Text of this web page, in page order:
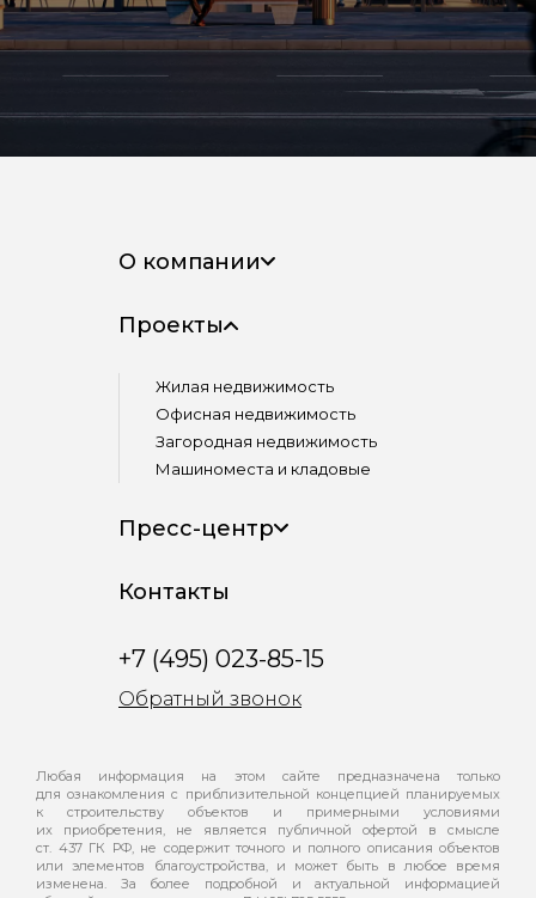
О компании
Проекты
Жилая недвижимость
Офисная недвижимость
Загородная недвижимость
Машиноместа и кладовые
Пресс-центр
Контакты
+7 (495) 023-85-15
Обратный звонок
Любая информация на этом сайте предназначена только
для ознакомления с приблизительной концепцией планируемых
к строительству объектов и примерными условиями
их приобретения, не является публичной офертой в смысле
ст. 437 ГК РФ, не содержит точного и полного описания объектов
или элементов благоустройства, и может быть в любое время
изменена. За более подробной и актуальной информацией